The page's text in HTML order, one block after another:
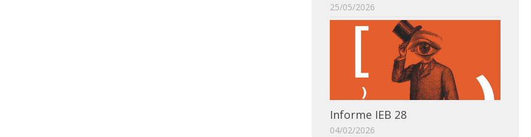
25/05/2026
Informe IEB 28
04/02/2026